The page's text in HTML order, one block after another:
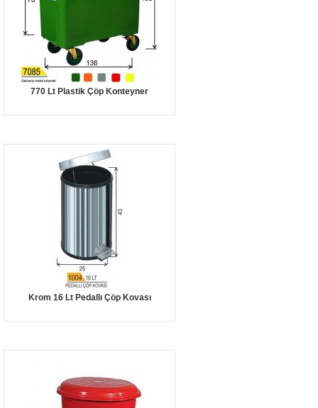
770 Lt Plastik Çöp Konteyner
Krom 16 Lt Pedallı Çöp Kovası